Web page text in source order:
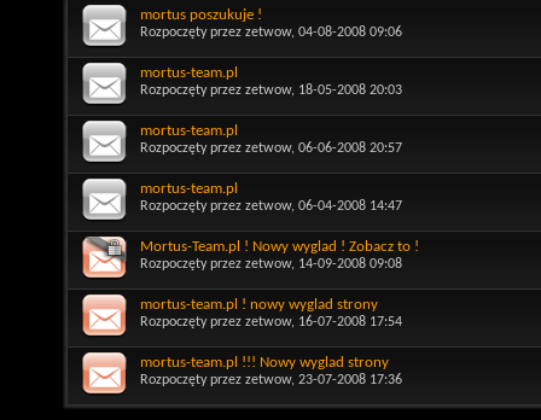
mortus poszukuje !
Rozpoczęty przez zetwow, 04-08-2008 09:06
mortus-team.pl
Rozpoczęty przez zetwow, 18-05-2008 20:03
mortus-team.pl
Rozpoczęty przez zetwow, 06-06-2008 20:57
mortus-team.pl
Rozpoczęty przez zetwow, 06-04-2008 14:47
Mortus-Team.pl ! Nowy wyglad ! Zobacz to !
Rozpoczęty przez zetwow, 14-09-2008 09:08
mortus-team.pl ! nowy wyglad strony
Rozpoczęty przez zetwow, 16-07-2008 17:54
mortus-team.pl !!! Nowy wyglad strony
Rozpoczęty przez zetwow, 23-07-2008 17:36